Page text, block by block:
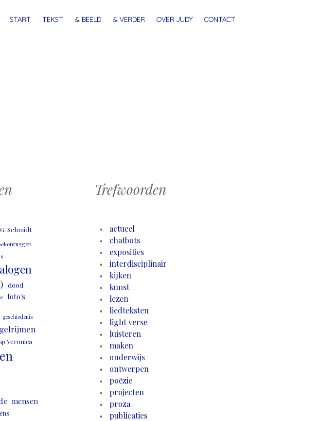
MENU
START TEKST & BEELD & VERDER OVER JUDY CONTACT
Schmidt
dood
foto's
geschiedenis
Veronica
mensen
Trefwoorden
actueel
chatbots
exposities
interdisciplinair
kijken
kunst
lezen
liedteksten
light verse
luisteren
maken
onderwijs
ontwerpen
poëzie
projecten
proza
publicaties